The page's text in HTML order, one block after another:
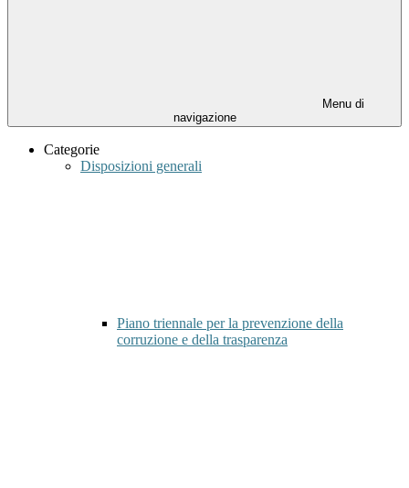
Menu di
navigazione
Categorie
Disposizioni generali
Piano triennale per la prevenzione della
corruzione e della trasparenza